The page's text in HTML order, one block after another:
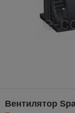
Вентилятор